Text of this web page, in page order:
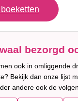
bezorgd
ook in omliggende
Bekijk dan onze lijst
andere ook de